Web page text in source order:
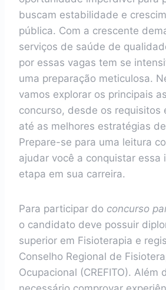
buscam estabilidade e
pública. Com a crescente
serviços de saúde de
por essas vagas tem se
uma preparação meticulosa.
vamos explorar os principais
concurso, desde os requisitos
até as melhores estratégias
Prepare-se para uma leitura
ajudar você a conquistar essa
etapa em sua carreira.
Para participar do concurso
o candidato deve possuir
superior em Fisioterapia e
Conselho Regional de
Ocupacional (CREFITO). Além